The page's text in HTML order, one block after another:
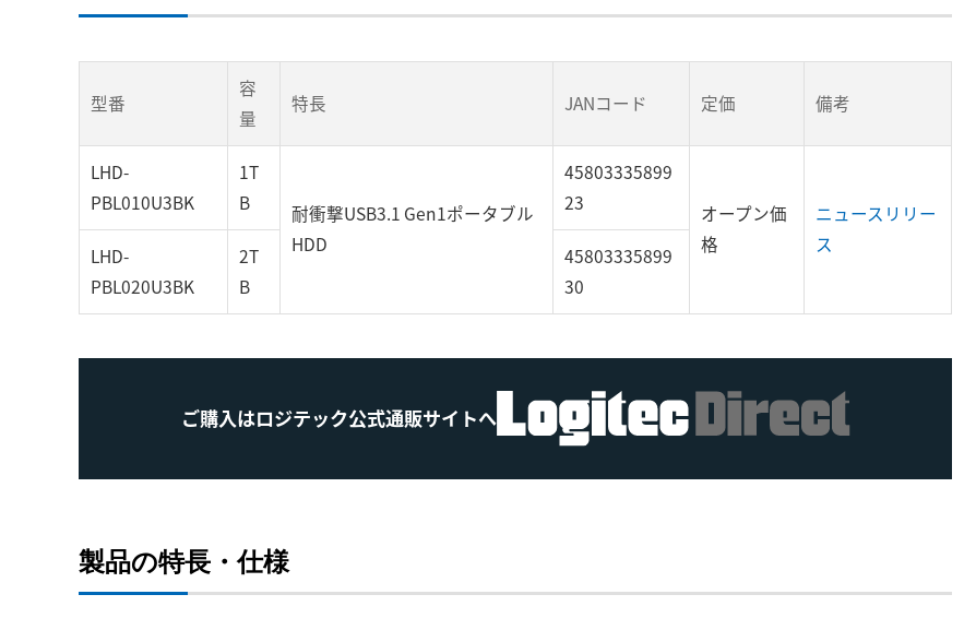
型番
容
量
特長 JANコード 定価 備考
LHD-
PBL010U3BK
1T
B
耐衝撃USB3.1 Gen1ポータブル
HDD
45803335899
23
オープン価
格
ニュースリリー
ス
LHD-
PBL020U3BK
2T
B
45803335899
30
ご購入はロジテック公式通販サイトへ
製品の特長・仕様